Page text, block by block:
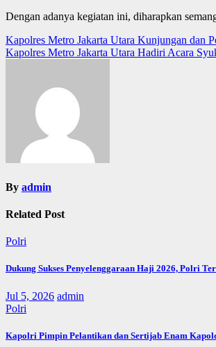
Dengan adanya kegiatan ini, diharapkan
Post
navigation
Kapolres Metro Jakarta Utara Kunjungan dan
Kapolres Metro Jakarta Utara Hadiri Acara
By admin
Related Post
Polri
Dukung Sukses Penyelenggaraan Haji 2026, Polri
Jul 5, 2026 admin
Polri
Kapolri Pimpin Pelantikan dan Sertijab Enam